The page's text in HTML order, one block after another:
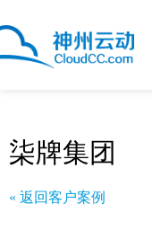
柒牌集团
« 返回客户案例